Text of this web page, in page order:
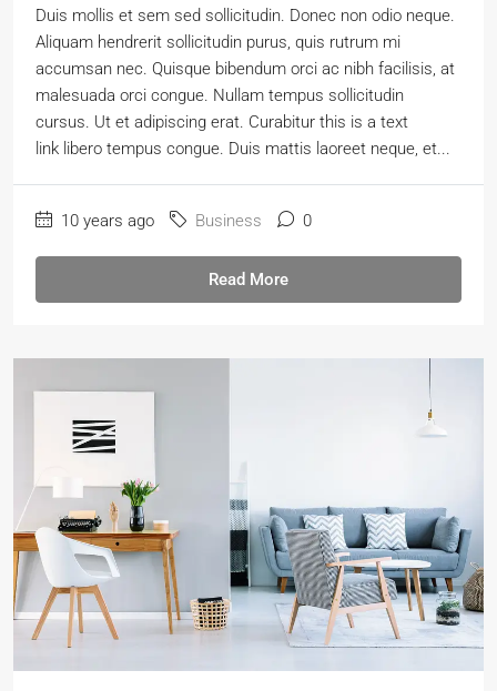
Duis mollis et sem sed sollicitudin. Donec non odio neque.
Aliquam hendrerit sollicitudin purus, quis rutrum mi
accumsan nec. Quisque bibendum orci ac nibh facilisis, at
malesuada orci congue. Nullam tempus sollicitudin
cursus. Ut et adipiscing erat. Curabitur this is a text
link libero tempus congue. Duis mattis laoreet neque, et...
10 years ago Business 0
Read More